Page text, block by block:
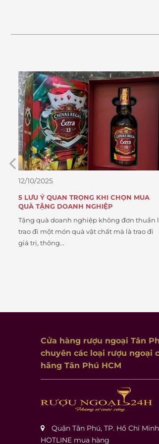
11/10/2025
RƯỢU VODKA VÀ KIẾN THỨC CẦN BIẾT
RƯỢU VODKA
Rượu Vodka là một trong những loại đồ
uống có cồn phổ biến nhất trên thế giới. Với
đặc tính trong...
Cửa hàng rượu ngoại Tân
chuyên các loại rượu ngoại
hãng Tân Phú HCM
Quận Tân Phú, TP. Hồ Chí Minh
HOTLINE mua hàng